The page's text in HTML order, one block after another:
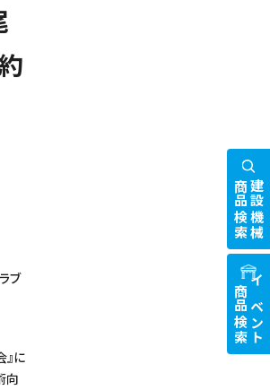
ブ
に
向
建設機械
商品検索
イベント
商品検索